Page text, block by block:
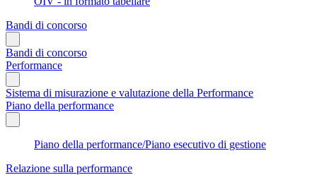
Bandi di concorso
Bandi di concorso
Performance
Sistema di misurazione e valutazione della Performance
Piano della performance
Piano della performance/Piano esecutivo di gestione
Relazione sulla performance